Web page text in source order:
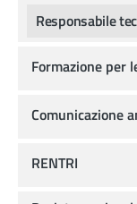
Responsabile
Formazione per
Comunicazione
RENTRI